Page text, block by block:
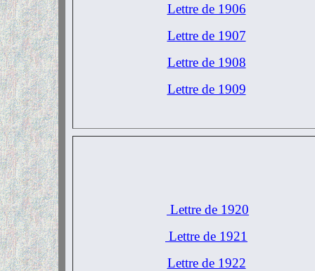
Lettre de 1906
Lettre de 1907
Lettre de 1908
Lettre de 1909
Lettre de 1920
Lettre de 1921
Lettre de 1922